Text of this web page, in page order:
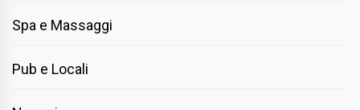
Spa e Massaggi
Pub e Locali